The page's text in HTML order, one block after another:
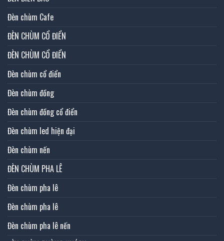
Đèn chùm Cafe
ĐÈN CHÙM CỔ ĐIỂN
ĐÈN CHÙM CỔ ĐIỂN
Đèn chùm cổ điển
Đèn chùm đồng
Đèn chùm đồng cổ điển
Đèn chùm led hiện đại
Đèn chùm nến
ĐÈN CHÙM PHA LÊ
Đèn chùm pha lê
Đèn chùm pha lê
Đèn chùm pha lê nến